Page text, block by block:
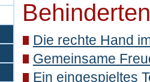
Die rechte Hand
Gemeinsame
Ein eingespieltes